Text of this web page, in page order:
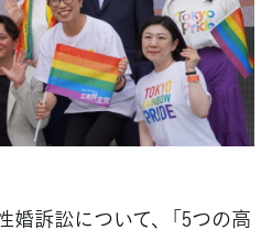
訴訟について、「5つの高